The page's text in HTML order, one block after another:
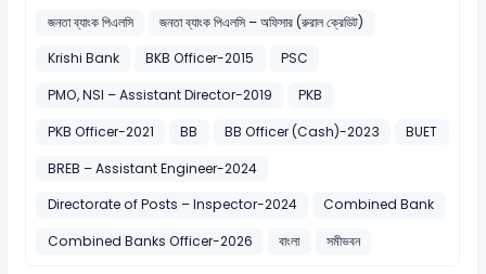
জনতা ব্যাংক পিএলসি
জনতা ব্যাংক পিএলসি – অফিসার (রুরাল ক্রেডিট)
Krishi Bank
BKB Officer-2015
PSC
PMO, NSI – Assistant Director-2019
PKB
PKB Officer-2021
BB BB Officer (Cash)-2023
BUET
BREB – Assistant Engineer-2024
Directorate of Posts – Inspector-2024
Combined Bank
Combined Banks Officer-2026
বাংলা সমীভবন